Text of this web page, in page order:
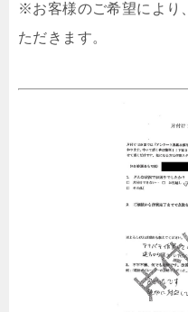
※お客様のご希望により
ただきます。